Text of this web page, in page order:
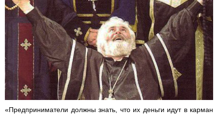
«Предприниматели должны знать, что их деньги идут в карман